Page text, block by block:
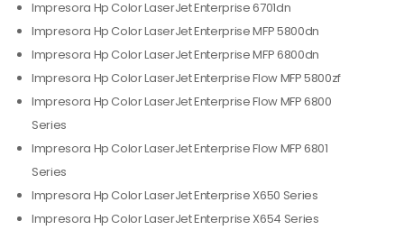
Impresora Hp Color LaserJet Enterprise 6701dn
Impresora Hp Color LaserJet Enterprise MFP 5800dn
Impresora Hp Color LaserJet Enterprise MFP 6800dn
Impresora Hp Color LaserJet Enterprise Flow MFP 5800zf
Impresora Hp Color LaserJet Enterprise Flow MFP 6800
Series
Impresora Hp Color LaserJet Enterprise Flow MFP 6801
Series
Impresora Hp Color LaserJet Enterprise X650 Series
Impresora Hp Color LaserJet Enterprise X654 Series